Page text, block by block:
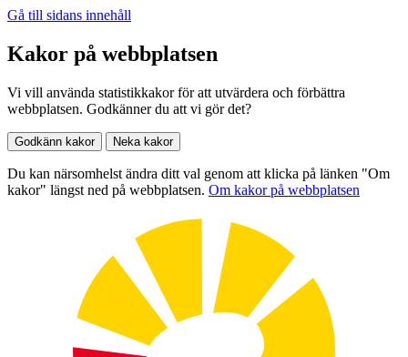
Gå till sidans innehåll
Kakor på webbplatsen
Vi vill använda statistikkakor för att utvärdera och förbättra
webbplatsen. Godkänner du att vi gör det?
Godkänn kakor Neka kakor
Du kan närsomhelst ändra ditt val genom att klicka på länken "Om
kakor" längst ned på webbplatsen. Om kakor på webbplatsen